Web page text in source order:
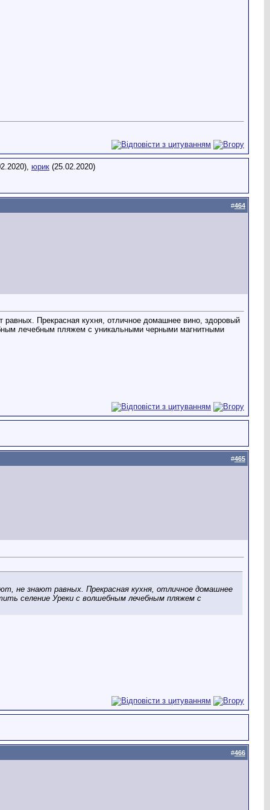
юрик (25.02.2020)
#464
Прекрасная кухня, отличное домашнее вино, здоровый
лечебным пляжем с уникальными черными магнитными
#465
не знают равных. Прекрасная кухня, отличное домашнее
селение Уреки с волшебным лечебным пляжем с
#466